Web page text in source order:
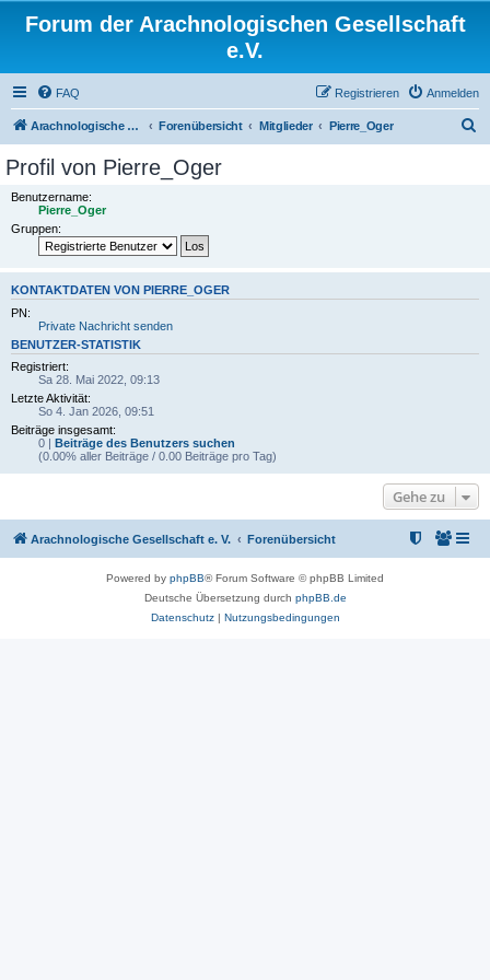
Forum der Arachnologischen Gesellschaft
e.V.
FAQ Anmelden
Registrieren
Arachnologische Gesellschaft e. V. Forenübersicht Mitglieder Pierre_Oger
Profil von Pierre_Oger
Benutzername:
Pierre_Oger
Gruppen:
KONTAKTDATEN VON PIERRE_OGER
PN:
Private Nachricht senden
BENUTZER-STATISTIK
Registriert:
Sa 28. Mai 2022, 09:13
Letzte Aktivität:
So 4. Jan 2026, 09:51
Beiträge insgesamt:
0 | Beiträge des Benutzers suchen
(0.00% aller Beiträge / 0.00 Beiträge pro Tag)
Gehe zu
Arachnologische Gesellschaft e. V. Forenübersicht
Powered by phpBB® Forum Software © phpBB Limited
Deutsche Übersetzung durch phpBB.de
Datenschutz| Nutzungsbedingungen